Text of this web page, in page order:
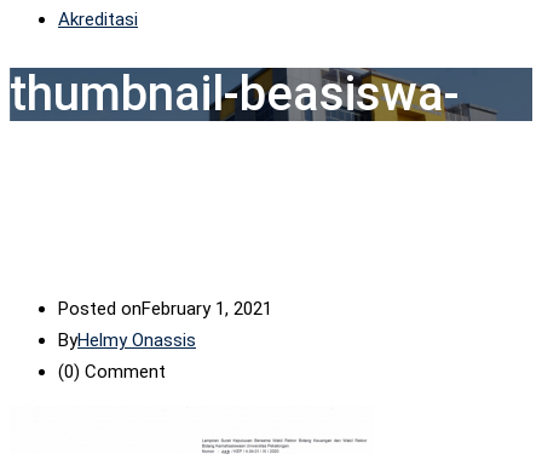
Akreditasi
thumbnail-beasiswa-
Posted onFebruary 1, 2021
ByHelmy Onassis
(0) Comment